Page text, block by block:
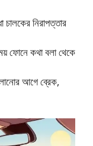
চালকের নিরাপত্তার
ফোনে কথা বলা থেকে
আগে ব্রেক,